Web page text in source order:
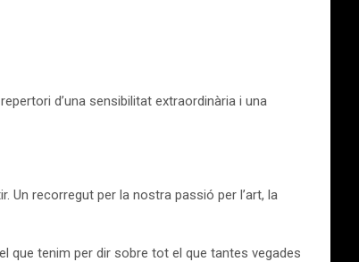
d’una sensibilitat extraordinària i una
Un recorregut per la nostra passió per l’art, la
que tenim per dir sobre tot el que tantes vegades